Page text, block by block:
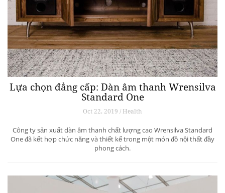
Lựa chọn đẳng cấp: Dàn âm thanh Wrensilva
Standard One
Oct 22, 2019 / Health
Công ty sản xuất dàn âm thanh chất lượng cao Wrensilva Standard
One đã kết hợp chức năng và thiết kế trong một món đồ nội thất đầy
phong cách.